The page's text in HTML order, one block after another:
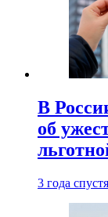
В
об
3 года спустя